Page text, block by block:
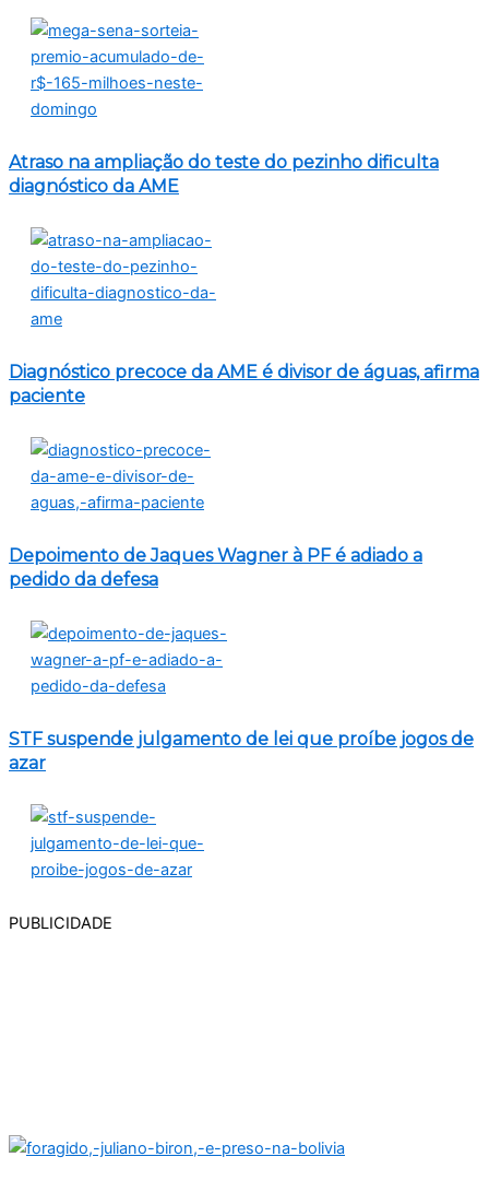
Atraso na ampliação do teste do pezinho dificulta
diagnóstico da AME
Diagnóstico precoce da AME é divisor de águas, afirma
paciente
Depoimento de Jaques Wagner à PF é adiado a
pedido da defesa
STF suspende julgamento de lei que proíbe jogos de
azar
PUBLICIDADE